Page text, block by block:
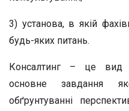
3) установа, в якій
будь-яких питань.
Консалтинг – це вид
основне завдання
обґрунтуванні